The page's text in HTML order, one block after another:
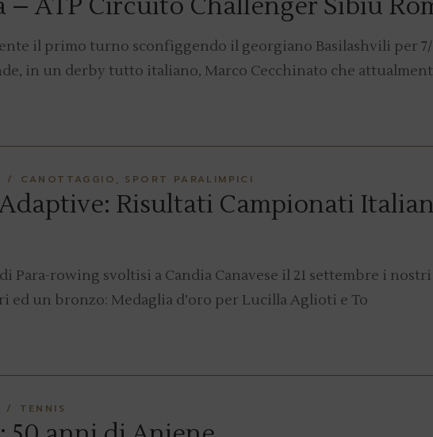
– ATP Circuito Challenger Sibiu
il primo turno sconfiggendo il georgiano Basilashvili per 7/
in un derby tutto italiano, Marco Cecchinato che attualment
CANOTTAGGIO SPORT PARALIMPICI
Risultati Campionati
Para-rowing svoltisi a Candia Canavese il 21 settembre i
ed un bronzo: Medaglia d’oro per Lucilla Aglioti e To
TENNIS